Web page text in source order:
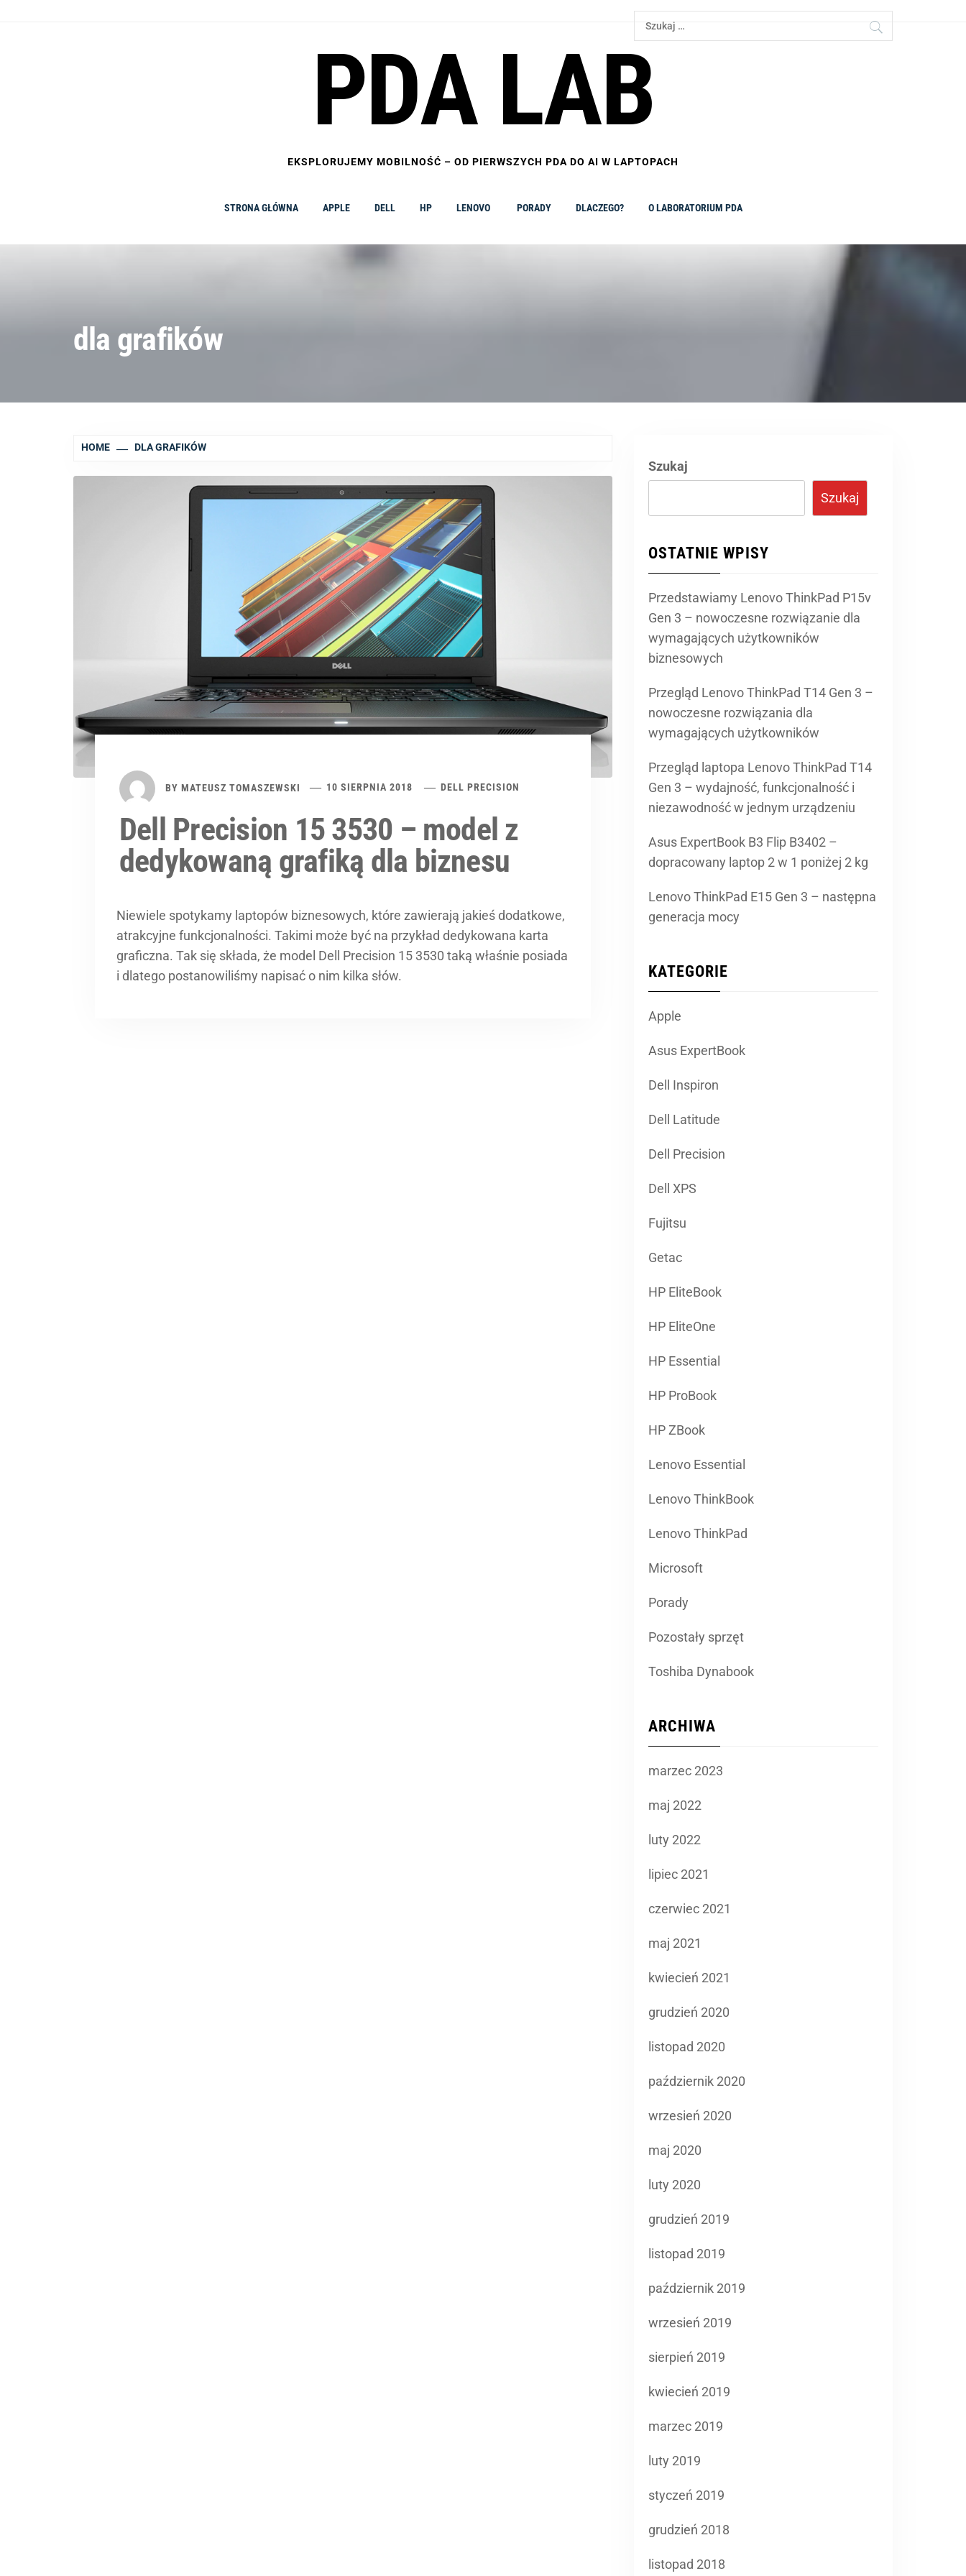
Szukaj:
PDA LAB
EKSPLORUJEMY MOBILNOŚĆ – OD PIERWSZYCH PDA DO AI W LAPTOPACH
STRONA GŁÓWNA APPLE DELL HP LENOVO PORADY DLACZEGO? O LABORATORIUM PDA
dla grafików
HOME DLA GRAFIKÓW
BY MATEUSZ TOMASZEWSKI 10 SIERPNIA 2018 DELL PRECISION
Dell Precision 15 3530 – model z
dedykowaną grafiką dla biznesu
Niewiele spotykamy laptopów biznesowych, które zawierają jakieś dodatkowe,
atrakcyjne funkcjonalności. Takimi może być na przykład dedykowana karta
graficzna. Tak się składa, że model Dell Precision 15 3530 taką właśnie posiada
i dlatego postanowiliśmy napisać o nim kilka słów.
Szukaj
Szukaj
OSTATNIE WPISY
Przedstawiamy Lenovo ThinkPad P15v
Gen 3 – nowoczesne rozwiązanie dla
wymagających użytkowników
biznesowych
Przegląd Lenovo ThinkPad T14 Gen 3 –
nowoczesne rozwiązania dla
wymagających użytkowników
Przegląd laptopa Lenovo ThinkPad T14
Gen 3 – wydajność, funkcjonalność i
niezawodność w jednym urządzeniu
Asus ExpertBook B3 Flip B3402 –
dopracowany laptop 2 w 1 poniżej 2 kg
Lenovo ThinkPad E15 Gen 3 – następna
generacja mocy
KATEGORIE
Apple
Asus ExpertBook
Dell Inspiron
Dell Latitude
Dell Precision
Dell XPS
Fujitsu
Getac
HP EliteBook
HP EliteOne
HP Essential
HP ProBook
HP ZBook
Lenovo Essential
Lenovo ThinkBook
Lenovo ThinkPad
Microsoft
Porady
Pozostały sprzęt
Toshiba Dynabook
ARCHIWA
marzec 2023
maj 2022
luty 2022
lipiec 2021
czerwiec 2021
maj 2021
kwiecień 2021
grudzień 2020
listopad 2020
październik 2020
wrzesień 2020
maj 2020
luty 2020
grudzień 2019
listopad 2019
październik 2019
wrzesień 2019
sierpień 2019
kwiecień 2019
marzec 2019
luty 2019
styczeń 2019
grudzień 2018
listopad 2018